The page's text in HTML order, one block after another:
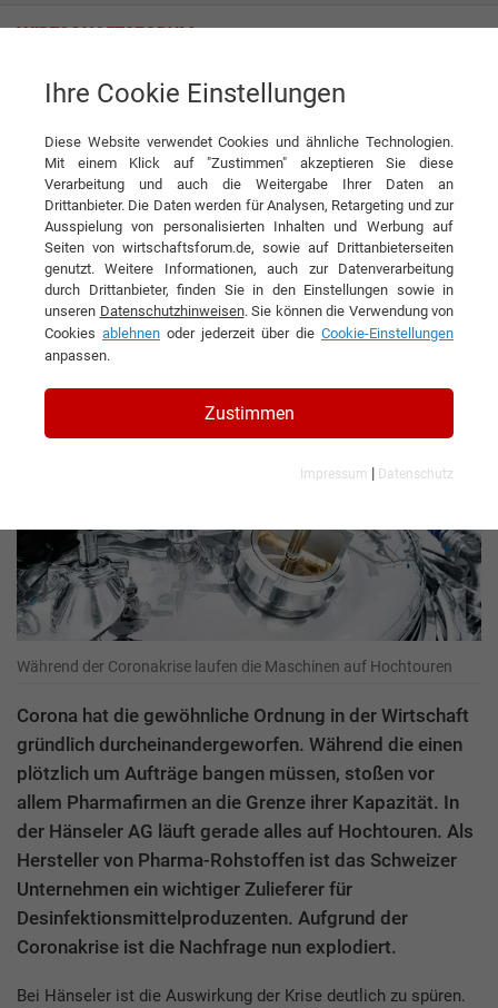
Hänseler AG Swissness in Zeiten von Corona
Interview Hänseler AG
DIESEN ARTIKEL EMPFEHLEN
Swissness in Zeiten von Corona
Interview mit Dr. Dominik Hauser,
Geschäftsführer der Hänseler AG
Während der Coronakrise laufen die Maschinen auf Hochtouren
Corona hat die gewöhnliche Ordnung in der Wirtschaft
gründlich durcheinandergeworfen. Während die einen
plötzlich um Aufträge bangen müssen, stoßen vor
allem Pharmafirmen an die Grenze ihrer Kapazität. In
der Hänseler AG läuft gerade alles auf Hochtouren. Als
Hersteller von Pharma-Rohstoffen ist das Schweizer
Unternehmen ein wichtiger Zulieferer für
Desinfektionsmittelproduzenten. Aufgrund der
Coronakrise ist die Nachfrage nun explodiert.
Bei Hänseler ist die Auswirkung der Krise deutlich zu spüren.
Ihre Cookie Einstellungen
Diese Website verwendet Cookies und ähnliche Technologien.
Mit einem Klick auf "Zustimmen" akzeptieren Sie diese
Verarbeitung und auch die Weitergabe Ihrer Daten an
Drittanbieter. Die Daten werden für Analysen, Retargeting und zur
Ausspielung von personalisierten Inhalten und Werbung auf
Seiten von wirtschaftsforum.de, sowie auf Drittanbieterseiten
genutzt. Weitere Informationen, auch zur Datenverarbeitung
durch Drittanbieter, finden Sie in den Einstellungen sowie in
unseren Datenschutzhinweisen. Sie können die Verwendung von
Cookies ablehnen oder jederzeit über die Cookie-Einstellungen
anpassen.
Zustimmen
Impressum | Datenschutz